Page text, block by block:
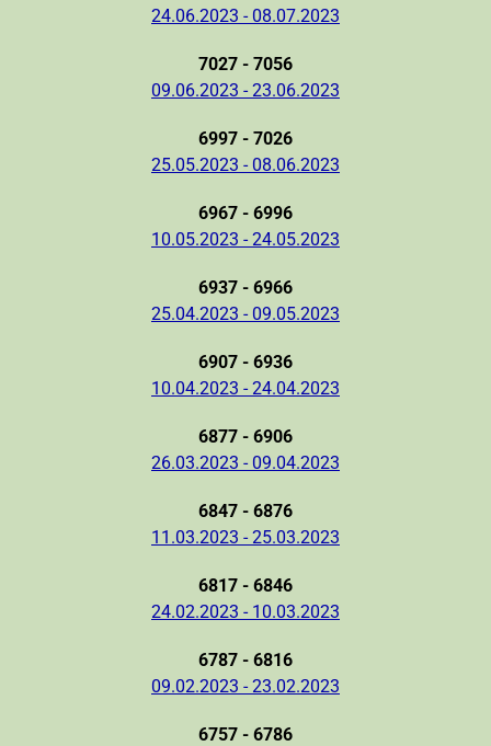
24.06.2023 - 08.07.2023
7027 - 7056
09.06.2023 - 23.06.2023
6997 - 7026
25.05.2023 - 08.06.2023
6967 - 6996
10.05.2023 - 24.05.2023
6937 - 6966
25.04.2023 - 09.05.2023
6907 - 6936
10.04.2023 - 24.04.2023
6877 - 6906
26.03.2023 - 09.04.2023
6847 - 6876
11.03.2023 - 25.03.2023
6817 - 6846
24.02.2023 - 10.03.2023
6787 - 6816
09.02.2023 - 23.02.2023
6757 - 6786